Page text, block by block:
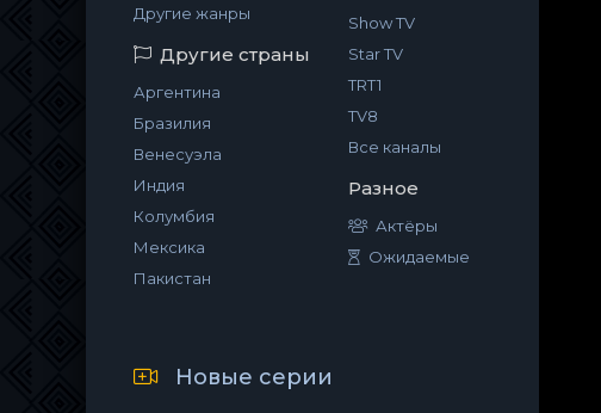
Другие жанры
Другие страны
Аргентина
Бразилия
Венесуэла
Индия
Колумбия
Мексика
Пакистан
Show TV
Star TV
TRT1
TV8
Все каналы
Разное
Актёры
Ожидаемые
Новые серии